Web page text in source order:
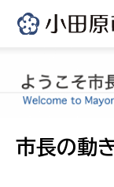
市長の動